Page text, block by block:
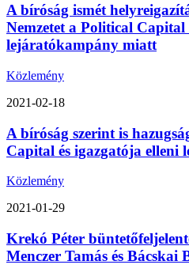
A bíróság ismét
Nemzetet a Political Capital
lejáratókampány miatt
Közlemény
2021-02-18
A bíróság szerint is
Capital és igazgatója elleni
Közlemény
2021-01-29
Krekó Péter
Menczer Tamás és Bácskai